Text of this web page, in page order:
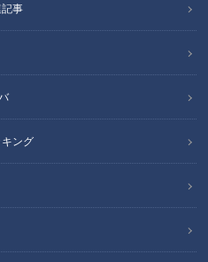
事
ング
。帝国データバンクの調査によ
は2万品目以上。中東情勢の変
げ予想は6千品目以上となって
食料品の値上げラッシュが止ま
はどんなことでしょうか？5月
イノリオの聞けば聞くほど』
アナウンサーが、飲食料品の値
（ラジコ）で聴く